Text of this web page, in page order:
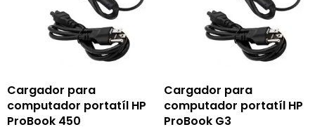
Cargador para
computador portatíl HP
ProBook 450
Cargador para
computador portatíl HP
ProBook G3